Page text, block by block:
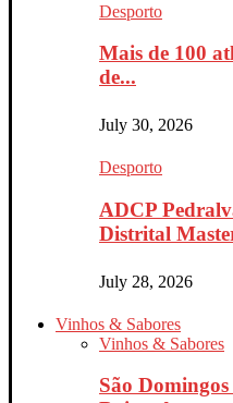
Desporto
Mais de 100
de...
July 30, 2026
Desporto
ADCP
Distrital
July 28, 2026
Vinhos & Sabores
Vinhos & Sabores
São